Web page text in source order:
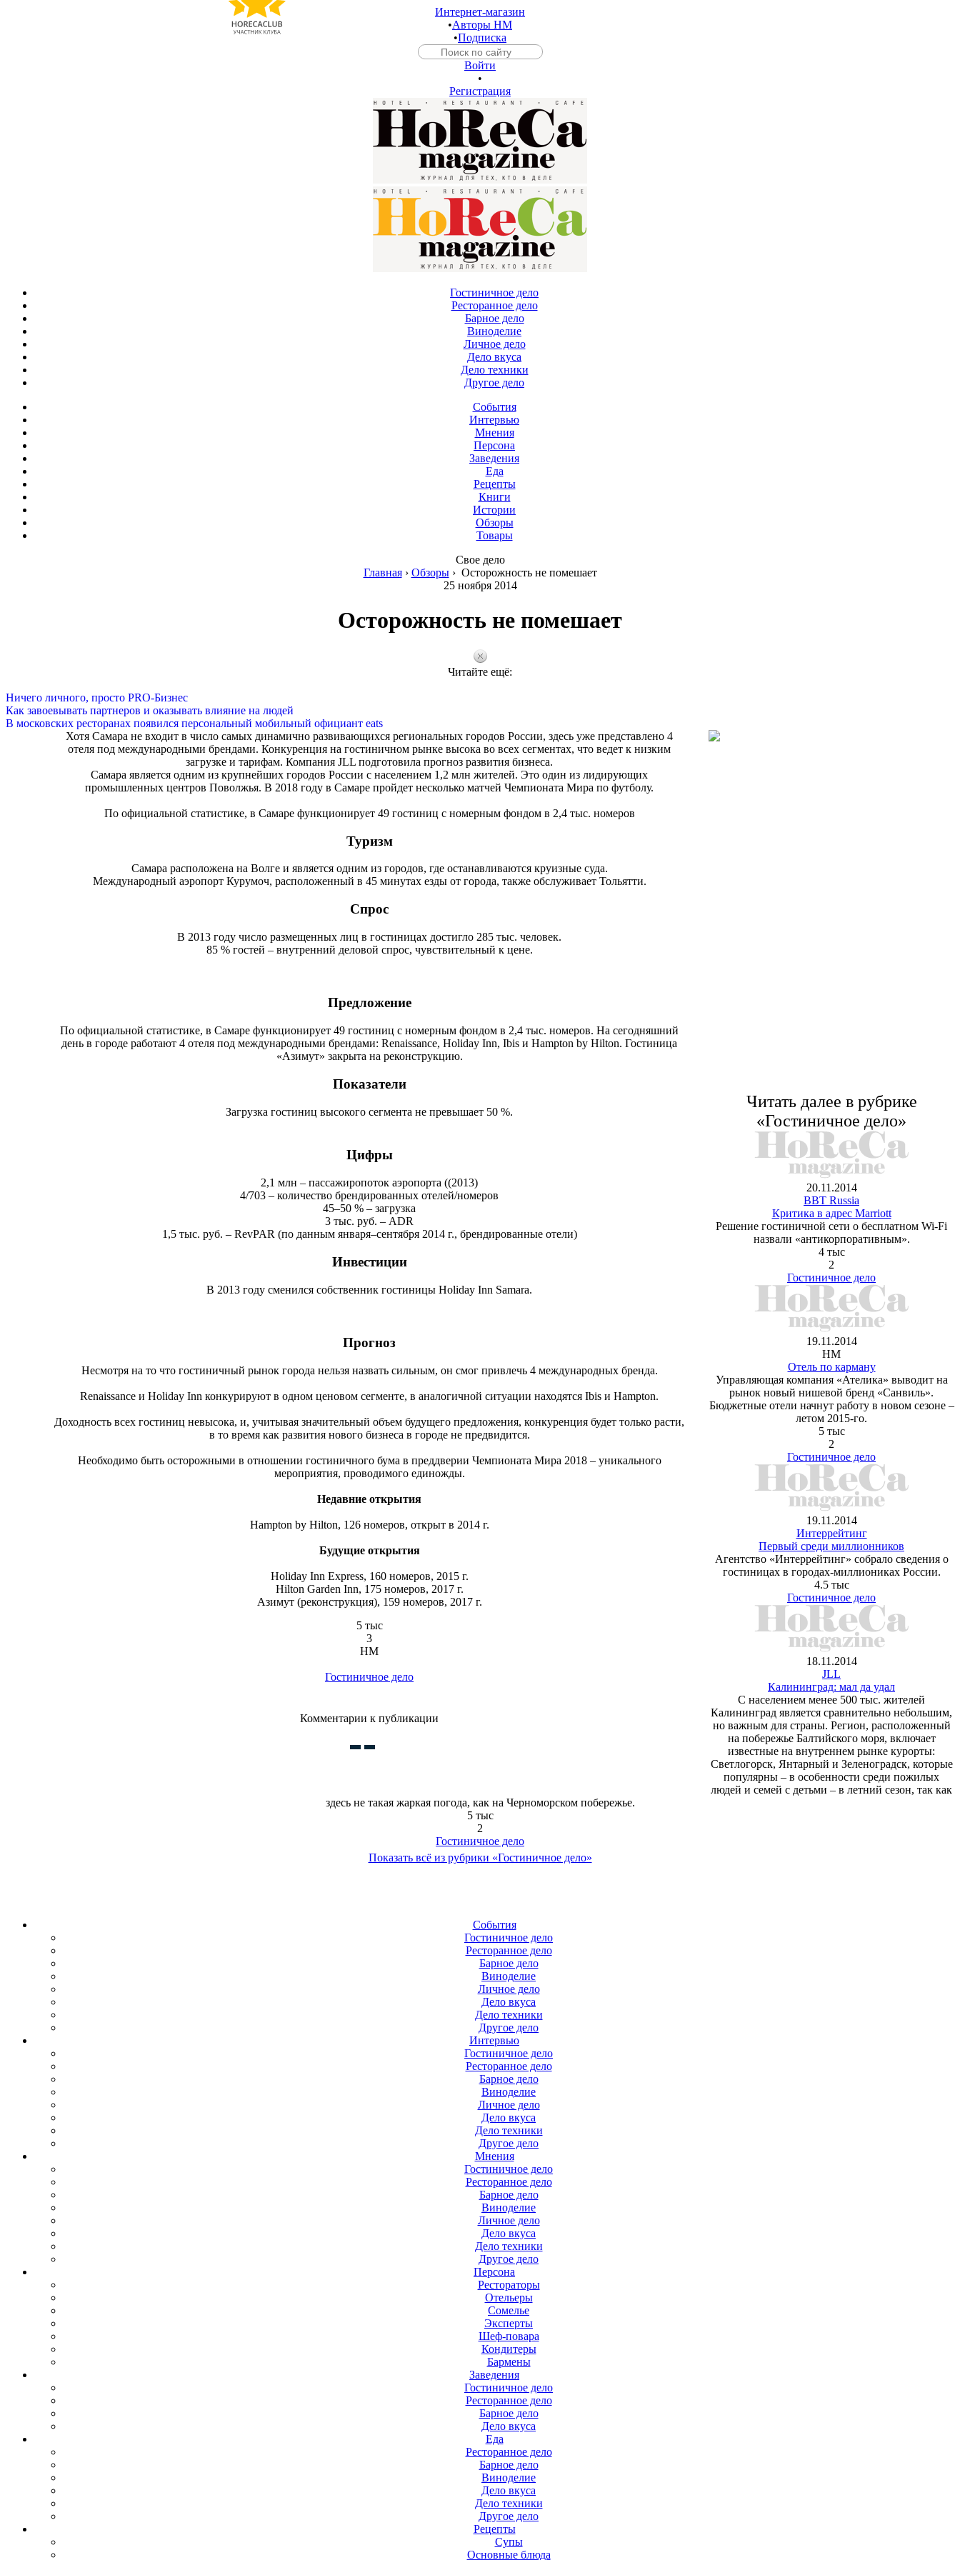
Интернет-магазин
•Авторы HM
•Подписка
Войти
•
Регистрация
Гостиничное дело
Ресторанное дело
Барное дело
Виноделие
Личное дело
Дело вкуса
Дело техники
Другое дело
События
Интервью
Мнения
Персона
Заведения
Еда
Рецепты
Книги
Истории
Обзоры
Товары
Свое дело
Главная› Обзоры› Осторожность не помешает
25 ноября 2014
Осторожность не помешает
Читайте ещё:
Ничего личного, просто PRO-Бизнес
Как завоевывать партнеров и оказывать влияние на людей
В московских ресторанах появился персональный мобильный официант eats
Хотя Самара не входит в число самых динамично развивающихся региональных городов России, здесь уже представлено 4
отеля под международными брендами. Конкуренция на гостиничном рынке высока во всех сегментах, что ведет к низким
загрузке и тарифам. Компания JLL подготовила прогноз развития бизнеса.
Самара является одним из крупнейших городов России с населением 1,2 млн жителей. Это один из лидирующих
промышленных центров Поволжья. В 2018 году в Самаре пройдет несколько матчей Чемпионата Мира по футболу.
По официальной статистике, в Самаре функционирует 49 гостиниц с номерным фондом в 2,4 тыс. номеров
Туризм
Самара расположена на Волге и является одним из городов, где останавливаются круизные суда.
Международный аэропорт Курумоч, расположенный в 45 минутах езды от города, также обслуживает Тольятти.
Спрос
В 2013 году число размещенных лиц в гостиницах достигло 285 тыс. человек.
85 % гостей – внутренний деловой спрос, чувствительный к цене.
Предложение
По официальной статистике, в Самаре функционирует 49 гостиниц с номерным фондом в 2,4 тыс. номеров. На сегодняшний
день в городе работают 4 отеля под международными брендами: Renaissance, Holiday Inn, Ibis и Hampton by Hilton. Гостиница
«Азимут» закрыта на реконструкцию.
Показатели
Загрузка гостиниц высокого сегмента не превышает 50 %.
Цифры
2,1 млн – пассажиропоток аэропорта ((2013)
4/703 – количество брендированных отелей/номеров
45–50 % – загрузка
3 тыс. руб. – ADR
1,5 тыс. руб. – RevPAR (по данным января–сентября 2014 г., брендированные отели)
Инвестиции
В 2013 году сменился собственник гостиницы Holiday Inn Samara.
Прогноз
Несмотря на то что гостиничный рынок города нельзя назвать сильным, он смог привлечь 4 международных бренда.
Renaissance и Holiday Inn конкурируют в одном ценовом сегменте, в аналогичной ситуации находятся Ibis и Hampton.
Доходность всех гостиниц невысока, и, учитывая значительный объем будущего предложения, конкуренция будет только расти,
в то время как развития нового бизнеса в городе не предвидится.
Необходимо быть осторожными в отношении гостиничного бума в преддверии Чемпионата Мира 2018 – уникального
мероприятия, проводимого единожды.
Недавние открытия
Hampton by Hilton, 126 номеров, открыт в 2014 г.
Будущие открытия
Holiday Inn Express, 160 номеров, 2015 г.
Hilton Garden Inn, 175 номеров, 2017 г.
Азимут (реконструкция), 159 номеров, 2017 г.
5 тыс
3
HM
Гостиничное дело
Комментарии к публикации
Читать далее в рубрике
«Гостиничное дело»
20.11.2014
BBT Russia
Критика в адрес Marriott
Решение гостиничной сети о бесплатном Wi-Fi
назвали «антикорпоративным».
4 тыс
2
Гостиничное дело
19.11.2014
HM
Отель по карману
Управляющая компания «Ателика» выводит на
рынок новый нишевой бренд «Санвиль».
Бюджетные отели начнут работу в новом сезоне –
летом 2015-го.
5 тыс
2
Гостиничное дело
19.11.2014
Интеррейтинг
Первый среди миллионников
Агентство «Интеррейтинг» собрало сведения о
гостиницах в городах-миллиониках России.
4.5 тыс
Гостиничное дело
18.11.2014
JLL
Калининград: мал да удал
С населением менее 500 тыс. жителей
Калининград является сравнительно небольшим,
но важным для страны. Регион, расположенный
на побережье Балтийского моря, включает
известные на внутреннем рынке курорты:
Светлогорск, Янтарный и Зеленоградск, которые
популярны – в особенности среди пожилых
людей и семей с детьми – в летний сезон, так как
здесь не такая жаркая погода, как на Черноморском побережье.
5 тыс
2
Гостиничное дело
Показать всё из рубрики «Гостиничное дело»
События
Гостиничное дело
Ресторанное дело
Барное дело
Виноделие
Личное дело
Дело вкуса
Дело техники
Другое дело
Интервью
Гостиничное дело
Ресторанное дело
Барное дело
Виноделие
Личное дело
Дело вкуса
Дело техники
Другое дело
Мнения
Гостиничное дело
Ресторанное дело
Барное дело
Виноделие
Личное дело
Дело вкуса
Дело техники
Другое дело
Персона
Рестораторы
Отельеры
Сомелье
Эксперты
Шеф-повара
Кондитеры
Бармены
Заведения
Гостиничное дело
Ресторанное дело
Барное дело
Дело вкуса
Еда
Ресторанное дело
Барное дело
Виноделие
Дело вкуса
Дело техники
Другое дело
Рецепты
Супы
Основные блюда